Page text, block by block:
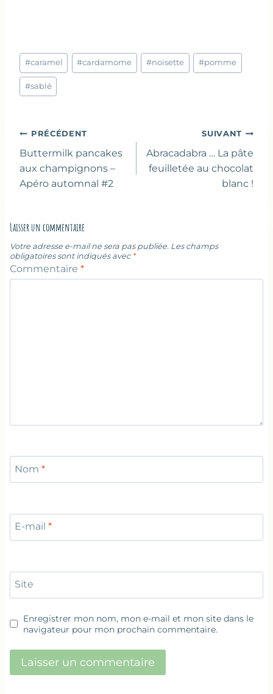
Étiquettes
de
la
#caramel #cardamome #noisette #pomme
#sablé
Navigation
de
l’article
PRÉCÉDENT
Buttermilk pancakes
aux champignons –
Apéro automnal #2
SUIVANT
Abracadabra … La pâte
feuilletée au chocolat
blanc !
Laisser un commentaire
Votre adresse e-mail ne sera pas publiée. Les champs
obligatoires sont indiqués avec *
Commentaire *
Nom *
E-mail *
Site
Enregistrer mon nom, mon e-mail et mon site dans le
navigateur pour mon prochain commentaire.